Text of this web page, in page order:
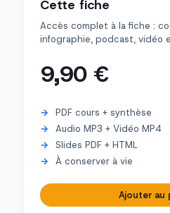
Cette fiche
Accès complet à la fiche :
infographie, podcast, vidéo
9,90 €
PDF cours + synthèse
Audio MP3 + Vidéo MP4
Slides PDF + HTML
À conserver à vie
Ajouter au